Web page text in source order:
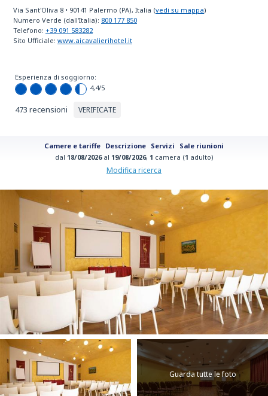
Via Sant'Oliva 8 • 90141 Palermo (PA), Italia (vedi su mappa)
Numero Verde (dall'Italia): 800 177 850
Telefono: +39 091 583282
Sito Ufficiale: www.aicavalierihotel.it
Esperienza di soggiorno:
4,4/5
473 recensioni VERIFICATE
Camere e tariffe Descrizione Servizi
Sale riunioni
dal 18/08/2026al 19/08/2026, 1 camera (1 adulto)
Modifica ricerca
Guarda tutte le foto